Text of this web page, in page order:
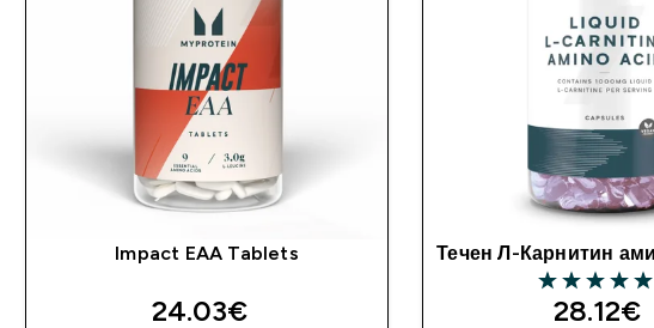
Impact EAA Tablets
24.03€‎
Течен Л-Карнитин
5 out of 5
28.12€‎